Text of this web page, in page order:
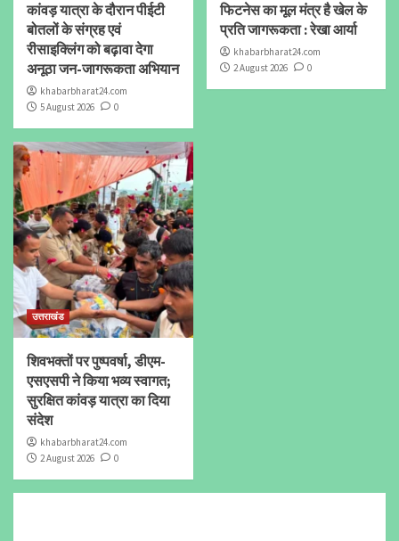
कांवड़ यात्रा के दौरान पीईटी
बोतलों के संग्रह एवं
रीसाइक्लिंग को बढ़ावा देगा
अनूठा जन-जागरूकता अभियान
khabarbharat24.com
5 August 2026
0
फिटनेस का मूल मंत्र है खेल के
प्रति जागरूकता : रेखा आर्या
khabarbharat24.com
2 August 2026
0
उत्तराखंड
शिवभक्तों पर पुष्पवर्षा, डीएम-
एसएसपी ने किया भव्य स्वागत;
सुरक्षित कांवड़ यात्रा का दिया
संदेश
khabarbharat24.com
2 August 2026
0